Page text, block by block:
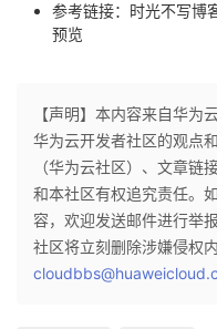
的
程
我
认
证
的
实
验
我
的
收
藏
技
支
持
的
声
建
议
参考链接： 时光不写博
预览
【声明】本内容来自华为
华为云开发者社区的观点
（华为云社区）、文章链
和本社区有权追究责任。
容，欢迎发送邮件进行举
社区将立刻删除涉嫌侵权